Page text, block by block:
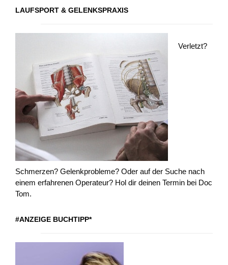
LAUFSPORT & GELENKSPRAXIS
Verletzt?
Schmerzen? Gelenkprobleme? Oder auf der Suche nach
einem erfahrenen Operateur? Hol dir deinen Termin bei Doc
Tom.
#ANZEIGE BUCHTIPP*